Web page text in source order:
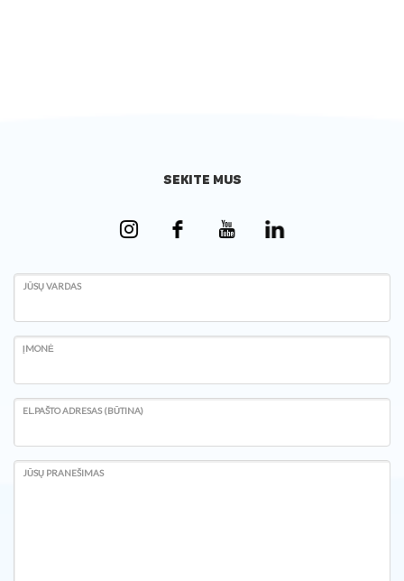
SEKITE MUS
JŪSŲ VARDAS
ĮMONĖ
EL.PAŠTO ADRESAS (BŪTINA)
JŪSŲ PRANEŠIMAS